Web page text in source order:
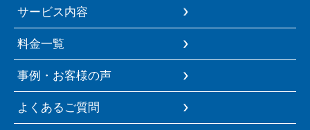
サービス内容
料金一覧
事例・お客様の声
よくあるご質問